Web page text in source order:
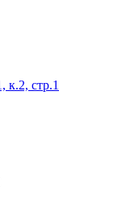
к.2, стр.1